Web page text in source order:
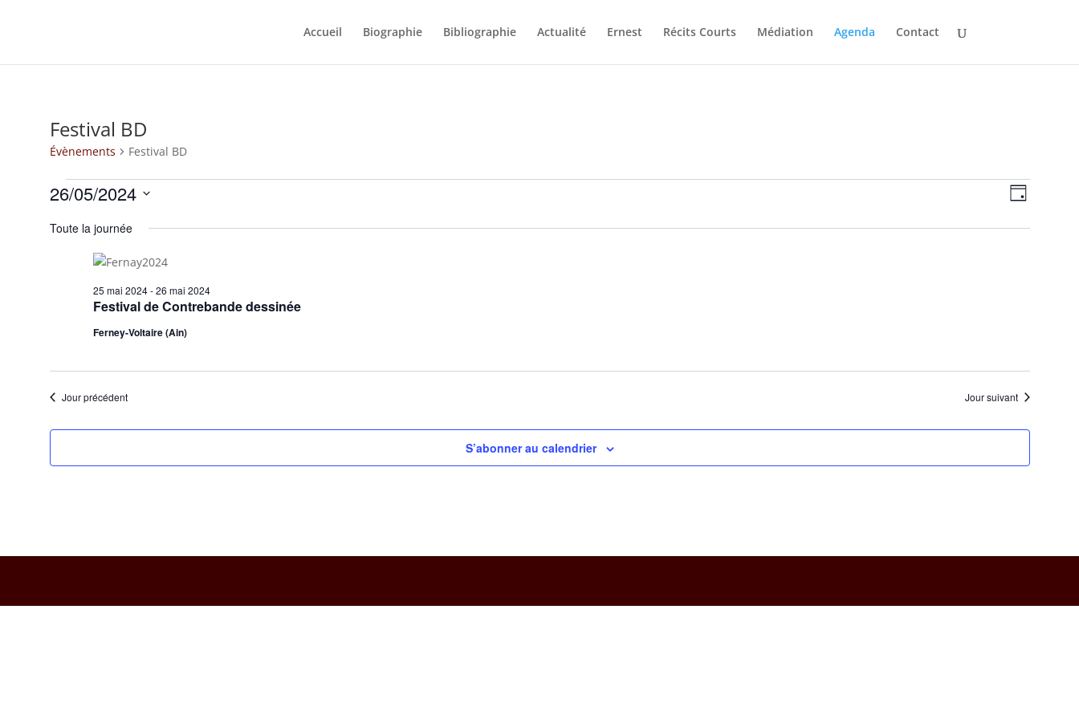
Accueil Biographie Bibliographie Actualité Ernest Récits Courts Médiation Agenda Contact
Festival BD
Évènements Festival BD
Évènements
for
26
2024
de
vues
Jour
26/05/2024
une
Toute la journée
Festival de Contrebande dessinée
25 mai 2024-26 mai 2024
Ferney-Voltaire (Ain)
Jour précédent Jour suivant
S’abonner au calendrier